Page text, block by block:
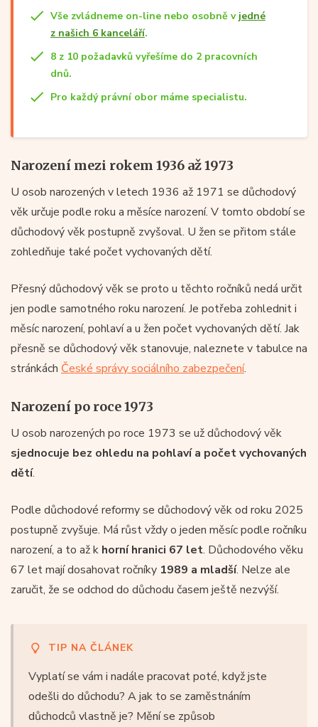
Vše zvládneme on-line nebo osobně v jedné
z našich 6 kanceláří.
8 z 10 požadavků vyřešíme do 2 pracovních
dnů.
Pro každý právní obor máme specialistu.
Narození mezi rokem 1936 až 1973
U osob narozených v letech 1936 až 1971 se důchodový
věk určuje podle roku a měsíce narození. V tomto období se
důchodový věk postupně zvyšoval. U žen se přitom stále
zohledňuje také počet vychovaných dětí.
Přesný důchodový věk se proto u těchto ročníků nedá určit
jen podle samotného roku narození. Je potřeba zohlednit i
měsíc narození, pohlaví a u žen počet vychovaných dětí. Jak
přesně se důchodový věk stanovuje, naleznete v tabulce na
stránkách České správy sociálního zabezpečení.
Narození po roce 1973
U osob narozených po roce 1973 se už důchodový věk
sjednocuje bez ohledu na pohlaví a počet vychovaných
dětí.
Podle důchodové reformy se důchodový věk od roku 2025
postupně zvyšuje. Má růst vždy o jeden měsíc podle ročníku
narození, a to až k horní hranici 67 let. Důchodového věku
67 let mají dosahovat ročníky 1989 a mladší. Nelze ale
zaručit, že se odchod do důchodu časem ještě nezvýší.
TIP NA ČLÁNEK
Vyplatí se vám i nadále pracovat poté, když jste
odešli do důchodu? A jak to se zaměstnáním
důchodců vlastně je? Mění se způsob